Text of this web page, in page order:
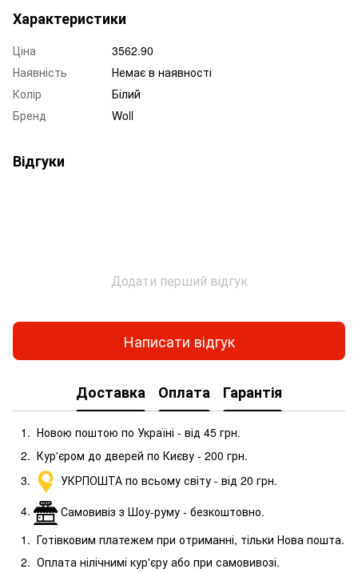
Характеристики
Ціна
3562.90
Наявність
Немає в наявності
Колір
Білий
Бренд
Woll
Відгуки
Додати перший відгук
Написати відгук
Доставка Оплата Гарантія
Новою поштою по Україні - від 45 грн.
Кур'єром до дверей по Києву - 200 грн.
УКРПОШТА по всьому світу - від 20 грн.
Самовивіз з Шоу-руму - безкоштовно.
Готівковим платежем при отриманні, тільки Нова пошта.
Оплата нілічнимі кур'єру або при самовивозі.